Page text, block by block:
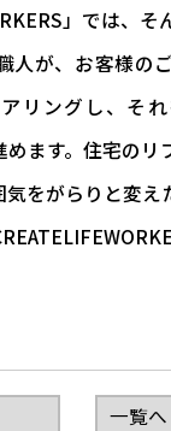
」では、
人が、お客様の
リングし、そ
ます。住宅のリ
をがらりと変え
一覧へ